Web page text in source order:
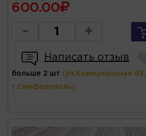
600.00
- +
Написать отзыв
больше 2 шт (ул.Коммунальная 43,
г.Симферополь)